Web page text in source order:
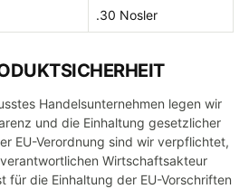
.30 Nosler
Handelsunternehmen legen wir
und die Einhaltung gesetzlicher
EU-Verordnung sind wir verpflichtet,
Wirtschaftsakteur
für die Einhaltung der EU-Vorschriften